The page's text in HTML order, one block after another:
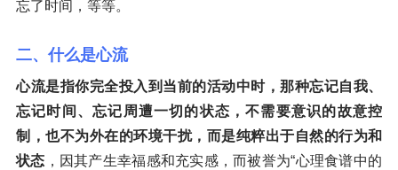
忘了时间，等等。
二、什么是心流
心流是指你完全投入到当前的活动中时，那种忘记自我、
忘记时间、忘记周遭一切的状态，不需要意识的故意控
制，也不为外在的环境干扰，而是纯粹出于自然的行为和
状态 ，因其产生幸福感和充实感，而被誉为“心理食谱中的